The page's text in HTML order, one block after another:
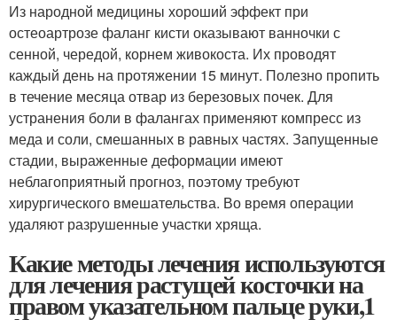
Из народной медицины хороший эффект при
остеоартрозе фаланг кисти оказывают ванночки с
сенной, чередой, корнем живокоста. Их проводят
каждый день на протяжении 15 минут. Полезно пропить
в течение месяца отвар из березовых почек. Для
устранения боли в фалангах применяют компресс из
меда и соли, смешанных в равных частях. Запущенные
стадии, выраженные деформации имеют
неблагоприятный прогноз, поэтому требуют
хирургического вмешательства. Во время операции
удаляют разрушенные участки хряща.
Какие методы лечения используются
для лечения растущей косточки на
правом указательном пальце руки,1